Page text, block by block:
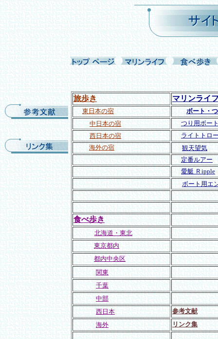
旅歩き マリンライ
東日本の宿
ボート・
中日本の宿
つり用ボー
西日本の宿
ライトトロ
海外の宿
観天望気
定番ルアー
愛艇 Ｒipple
ボート用エ
食べ歩き
北海道・東北
東京都内
都内中央区
関東
千葉
中部
西日本
参考文献
海外
リンク集